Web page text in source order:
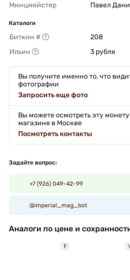
Минцмейстер
Павел
Каталоги
Биткин #
208
Ильин
3 рубля
Вы получите именно то, что
фотографии
Запросить еще фото
Вы можете осмотреть эту
магазине в Москве
Посмотреть контакты
Задайте вопрос:
+7 (926) 049-42-99
@imperial_mag_bot
Аналоги по цене и
F